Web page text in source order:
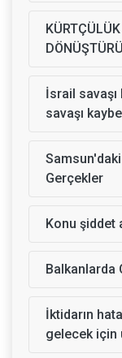
İsrail
savaşı
Gerçekler
Konu şiddet
Balkanlarda
İktidarın
gelecek için